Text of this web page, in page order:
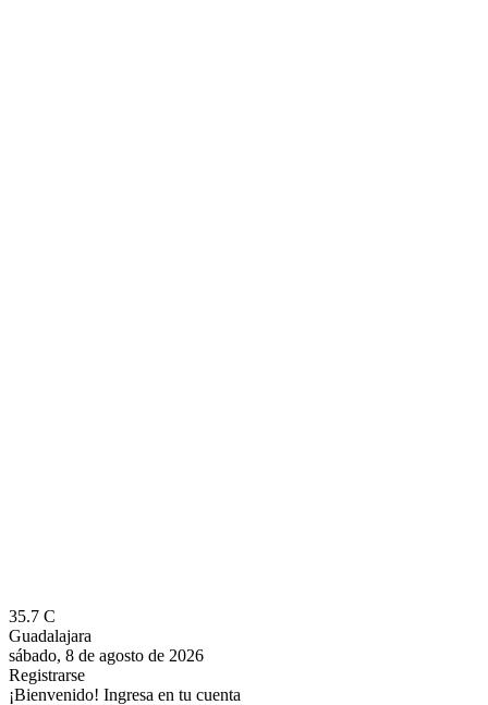
35.7 C
Guadalajara
sábado, 8 de agosto de 2026
Registrarse
¡Bienvenido! Ingresa en tu cuenta